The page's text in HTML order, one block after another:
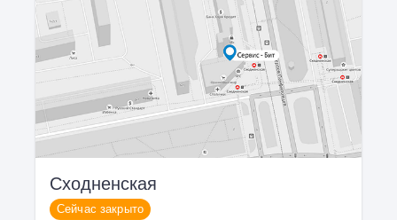
Сходненская
Сейчас закрыто